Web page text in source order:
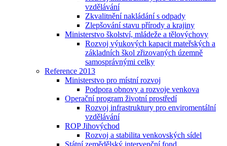
vzdělávání
Zkvalitnění nakládání s odpady
Zlepšování stavu přírody a krajiny
Ministerstvo školství, mládeže a tělovýchovy
Rozvoj výukových kapacit mateřských a
základních škol zřizovaných územně
samosprávnými celky
Reference 2013
Ministerstvo pro místní rozvoj
Podpora obnovy a rozvoje venkova
Operační program životní prostředí
Rozvoj infrastruktury pro enviromentální
vzdělávání
ROP Jihovýchod
Rozvoj a stabilita venkovských sídel
Státní zemědělský intervenční fond